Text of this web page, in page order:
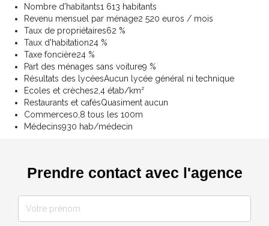
Nombre d'habitants1 613 habitants
Revenu mensuel par ménage2 520 euros / mois
Taux de propriétaires62 %
Taux d'habitation24 %
Taxe foncière24 %
Part des ménages sans voiture9 %
Résultats des lycéesAucun lycée général ni technique
Ecoles et crèches2,4 étab/km²
Restaurants et cafésQuasiment aucun
Commerces0,8 tous les 100m
Médecins930 hab/médecin
Prendre contact avec l'agence